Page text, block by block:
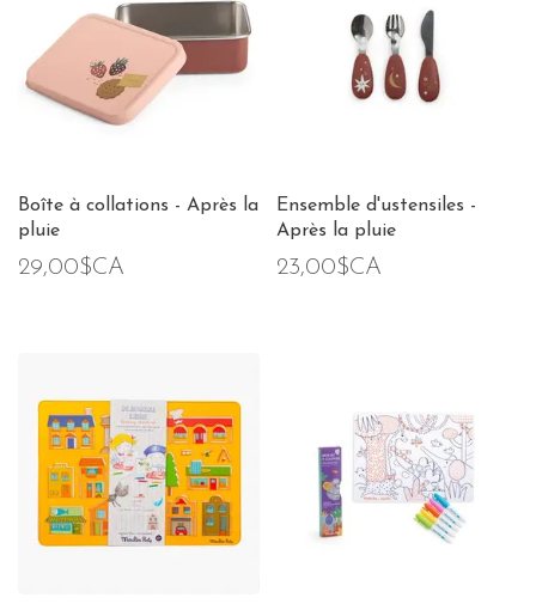
Boîte à collations - Après la
pluie
29,00$CA
Ensemble d'ustensiles -
Après la pluie
23,00$CA